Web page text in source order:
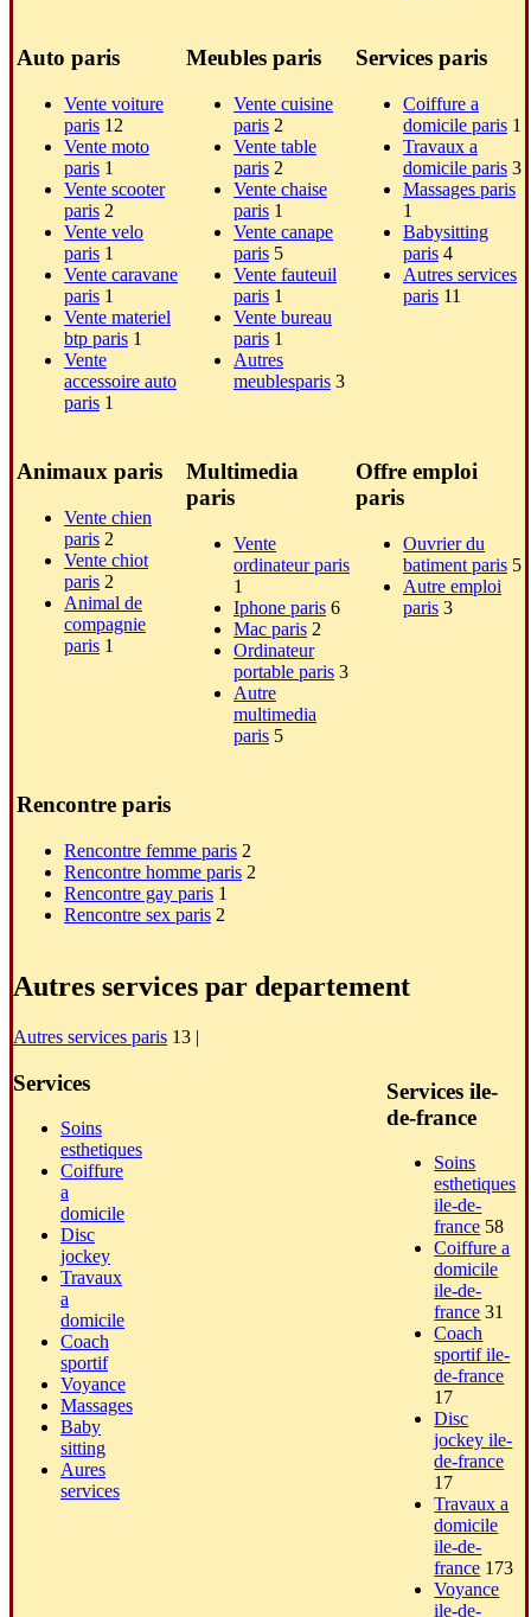
Auto paris
Vente voiture
paris 12
Vente moto
paris 1
Vente scooter
paris 2
Vente velo
paris 1
Vente caravane
paris 1
Vente materiel
btp paris 1
Vente
accessoire auto
paris 1
Meubles paris
Vente cuisine
paris 2
Vente table
paris 2
Vente chaise
paris 1
Vente canape
paris 5
Vente fauteuil
paris 1
Vente bureau
paris 1
Autres
meublesparis 3
Services paris
Coiffure a
domicile paris 1
Travaux a
domicile paris 3
Massages paris
1
Babysitting
paris 4
Autres services
paris 11
Animaux paris
Vente chien
paris 2
Vente chiot
paris 2
Animal de
compagnie
paris 1
Multimedia
paris
Vente
ordinateur paris
1
Iphone paris 6
Mac paris 2
Ordinateur
portable paris 3
Autre
multimedia
paris 5
Offre emploi
paris
Ouvrier du
batiment paris 5
Autre emploi
paris 3
Rencontre paris
Rencontre femme paris 2
Rencontre homme paris 2
Rencontre gay paris 1
Rencontre sex paris 2
Autres services par departement
Autres services paris 13 |
Services
Soins
esthetiques
Coiffure
a
domicile
Disc
jockey
Travaux
a
domicile
Coach
sportif
Voyance
Massages
Baby
sitting
Aures
services
Services ile-
de-france
Soins
esthetiques
ile-de-
france 58
Coiffure a
domicile
ile-de-
france 31
Coach
sportif ile-
de-france
17
Disc
jockey ile-
de-france
17
Travaux a
domicile
ile-de-
france 173
Voyance
ile-de-